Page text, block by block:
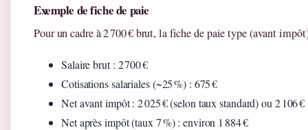
Exemple de fiche de paie
Pour un cadre à 2 700 € brut, la fiche de paie type (avant
Salaire brut : 2 700 €
Cotisations salariales (~25 %) : 675 €
Net avant impôt : 2 025 € (selon taux standard) ou 2 106
Net après impôt (taux 7 %) : environ 1 884 €